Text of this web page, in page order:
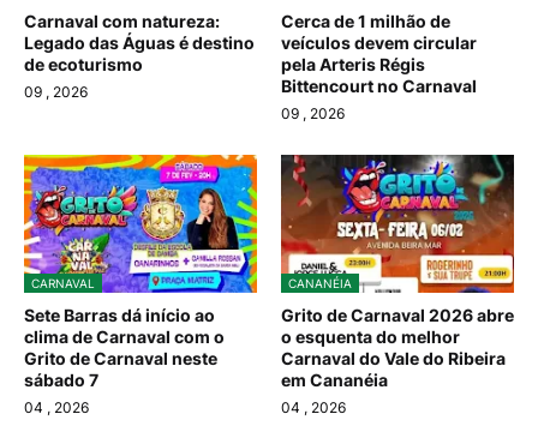
Carnaval com natureza:
Legado das Águas é destino
de ecoturismo
09 , 2026
Cerca de 1 milhão de
veículos devem circular
pela Arteris Régis
Bittencourt no Carnaval
09 , 2026
CARNAVAL
Sete Barras dá início ao
clima de Carnaval com o
Grito de Carnaval neste
sábado 7
04 , 2026
CANANÉIA
Grito de Carnaval 2026 abre
o esquenta do melhor
Carnaval do Vale do Ribeira
em Cananéia
04 , 2026